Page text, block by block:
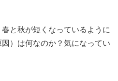
と秋が短くなっているように
）は何なのか？気になってい